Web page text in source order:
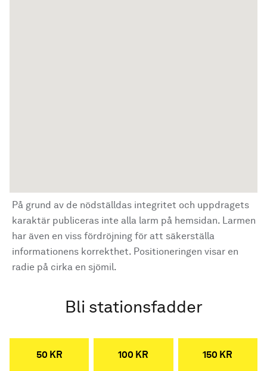
På grund av de nödställdas integritet och uppdragets
karaktär publiceras inte alla larm på hemsidan. Larmen
har även en viss fördröjning för att säkerställa
informationens korrekthet. Positioneringen visar en
radie på cirka en sjömil.
Bli stationsfadder
50 KR 100 KR 150 KR